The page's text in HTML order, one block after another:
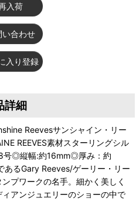
入荷
い合わせ
入り登録
詳細
Reevesサンシャイン・リー
REEVES素材スターリングシル
号◎縦幅:約16mm◎厚み：約
るGary Reeves/ゲーリー・リー
プワークの名手。細かく美しく
アンジュエリーのショーの中で